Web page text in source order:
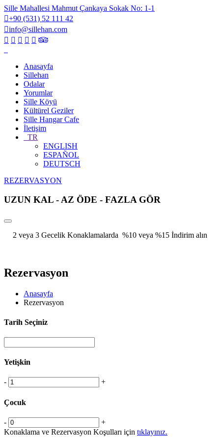
Sille Mahallesi Mahmut Çankaya Sokak No: 1-1
+90 (531) 52 111 42
info@sillehan.com
Anasayfa
Sillehan
Odalar
Yorumlar
Sille Köyü
Kültürel Geziler
Sille Hangar Cafe
İletişim
TR
ENGLISH
ESPAÑOL
DEUTSCH
REZERVASYON
UZUN KAL - AZ ÖDE - FAZLA GÖR
2 veya 3 Gecelik Konaklamalarda %10 veya %15 İndirim alın
Rezervasyon
Anasayfa
Rezervasyon
Tarih Seçiniz
Yetişkin
- +
Çocuk
-
+
Konaklama ve Rezervasyon Koşulları için tıklayınız.